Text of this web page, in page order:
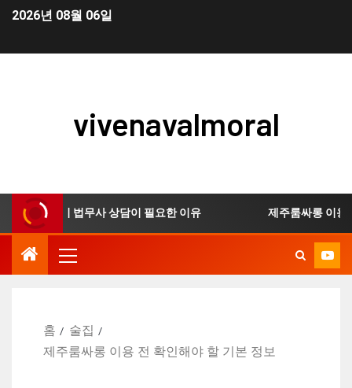
2026년 08월 06일
vivenavalmoral
생 신청 시 법무사 상담이 필요한 이유 제주룸싸롱 이용
홈
술집
제주룸싸롱 이용 전 확인해야 할 기본 정보